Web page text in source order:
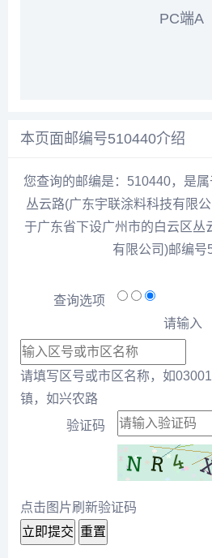
PC端A
本页面邮编号510440介绍
您查询的邮编是：510440，是
丛云路(广东宇联涂料科技有限
于广东省下设广州市的白云区丛
有限公司)邮编号
查询选项
请输入
请填写区号或市区名称，如
镇，如兴农路
验证码
点击图片刷新验证码
立即提交 重置